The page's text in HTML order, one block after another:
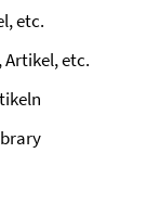
etc.
etc.